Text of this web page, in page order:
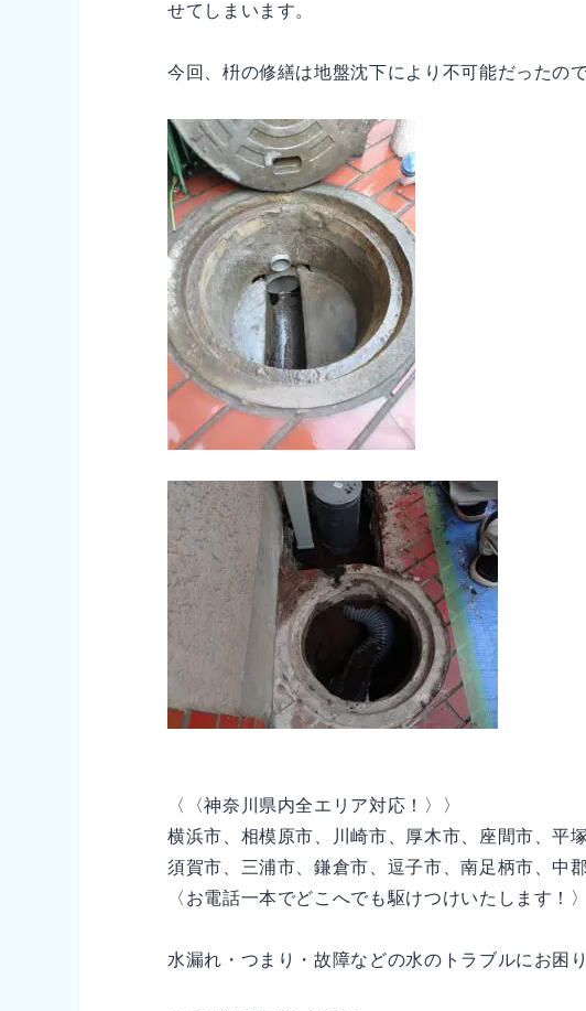
せてしまいます。
今回、枡の修繕は地盤沈下により不可能だったの
〈〈神奈川県内全エリア対応！〉〉
横浜市、相模原市、川崎市、厚木市、座間市、平
須賀市、三浦市、鎌倉市、逗子市、南足柄市、中
〈お電話一本でどこへでも駆けつけいたします！〉
水漏れ・つまり・故障などの水のトラブルにお困